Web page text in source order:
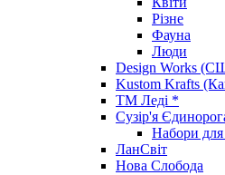
Різне
Фауна
Люди
Design Works
Kustom Krafts
ТМ Леді *
Сузір'я
Набори
ЛанСвіт
Нова Слобода